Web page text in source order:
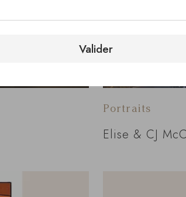
Portraits
Elise & CJ
Valider